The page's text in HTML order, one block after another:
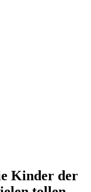
Kinder der